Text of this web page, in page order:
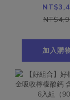
酸鈣 含雪
10入組（
加入購